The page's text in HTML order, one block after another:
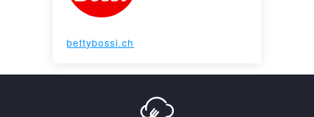
bettybossi.ch